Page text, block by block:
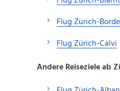
Flug Zürich-
Flug Zürich-Calvi
Andere Reiseziele ab